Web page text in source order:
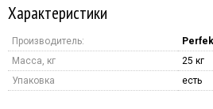
Характеристики
Производитель:
Масса, кг
25 кг
Упаковка
есть